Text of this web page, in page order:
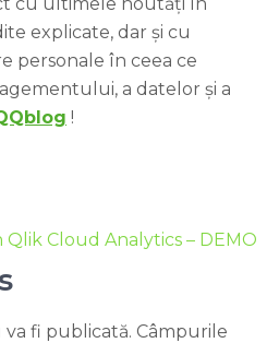
explicate, dar și cu
personale în ceea ce
a datelor și a
!
Qlik Cloud Analytics – DEMO
va fi publicată. Câmpurile